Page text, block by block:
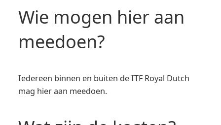
Wie mogen hier aan
meedoen?
Iedereen binnen en buiten de ITF Royal Dutch
mag hier aan meedoen.